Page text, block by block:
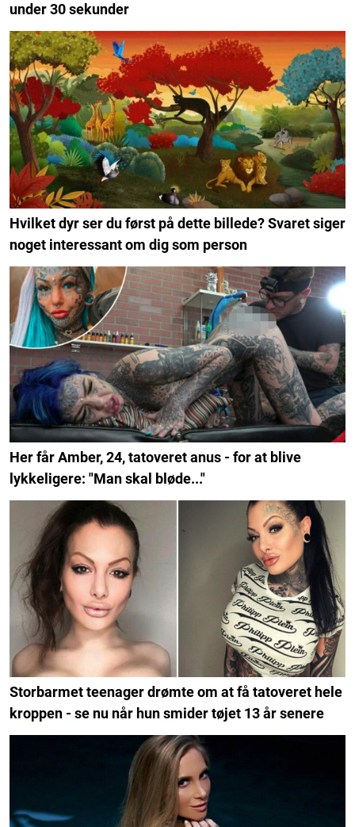
under 30 sekunder
Hvilket dyr ser du først på dette billede? Svaret siger
noget interessant om dig som person
Her får Amber, 24, tatoveret anus - for at blive
lykkeligere: "Man skal bløde..."
Storbarmet teenager drømte om at få tatoveret hele
kroppen - se nu når hun smider tøjet 13 år senere